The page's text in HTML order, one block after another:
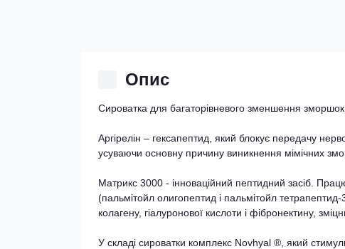
Опис
Сироватка для багаторівневого зменшення зморшок
Аргірелін – гексапептид, який блокує передачу
усуваючи основну причину виникнення мімічних
Матрикс 3000 - інноваційний пептидний засіб.
(пальмітойл олигопептид і пальмітойл
колагену, гіалуронової кислоти і фібронектину,
У складі сироватки комплекс Novhyal ®, який